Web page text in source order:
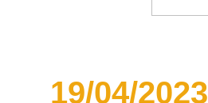
19/04/2023